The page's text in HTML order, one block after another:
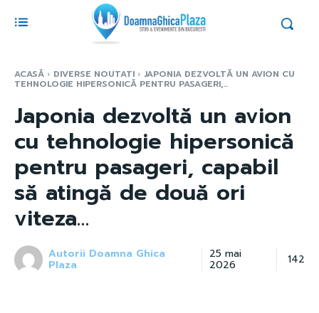
ACASĂ DIVERSE NOUTATI JAPONIA DEZVOLTĂ UN AVION CU
TEHNOLOGIE HIPERSONICĂ PENTRU PASAGERI,...
Japonia dezvoltă un avion
cu tehnologie hipersonică
pentru pasageri, capabil
să atingă de două ori
viteza…
Autorii Doamna Ghica
Plaza
25 mai
2026 142